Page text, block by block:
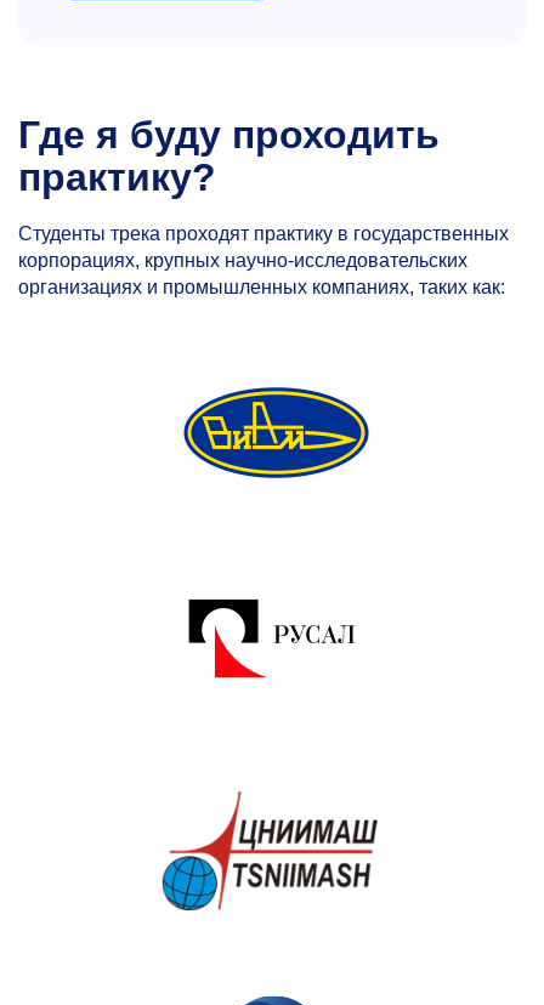
Где я буду проходить
практику?
Студенты трека проходят практику в государственных
корпорациях, крупных научно-исследовательских
организациях и промышленных компаниях, таких как: